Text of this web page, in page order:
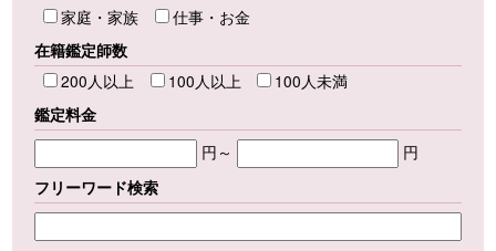
家庭・家族
仕事・お金
在籍鑑定師数
200人以上
100人以上
100人未満
鑑定料金
円～
円
フリーワード検索